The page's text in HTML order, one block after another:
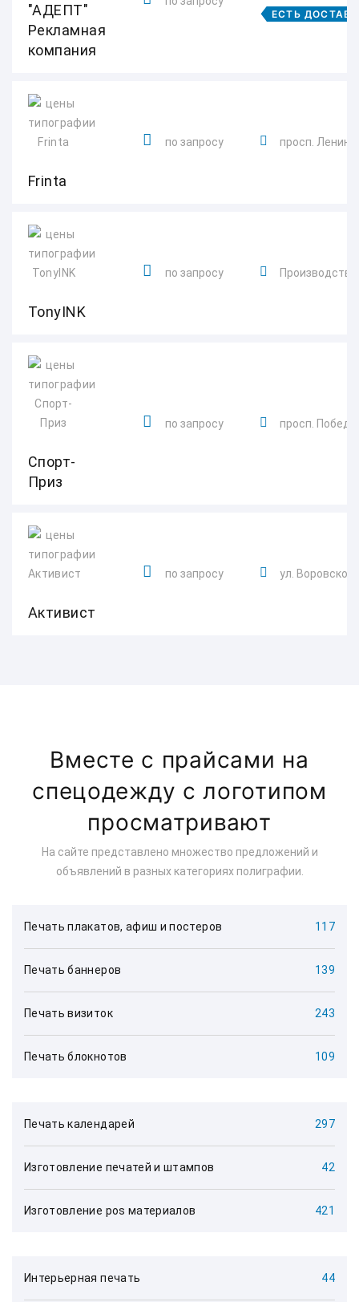
"АДЕПТ"
Рекламная
компания
ЕСТЬ
Frinta
по запросу просп.
TonyINK
по запросу
Спорт-
Приз
по запросу просп.
Активист
по запросу ул.
Вместе с прайсами на
спецодежду с логотипом
просматривают
На сайте представлено множество предложений и
объявлений в разных категориях полиграфии.
Печать плакатов, афиш и постеров 117
Печать баннеров 139
Печать визиток 243
Печать блокнотов 109
Печать календарей 297
Изготовление печатей и штампов 42
Изготовление pos материалов 421
Интерьерная печать 44